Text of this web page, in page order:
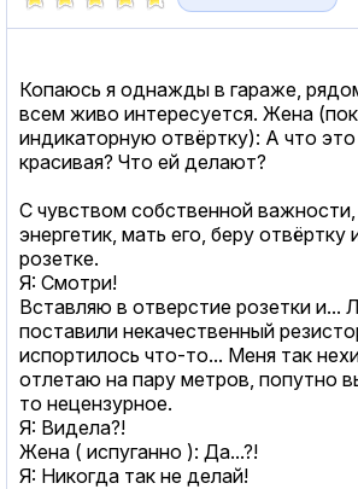
Копаюсь я однажды в гараже,
всем живо интересуется. Жена
индикаторную отвёртку): А что это
красивая? Что ей делают?
С чувством собственной
энергетик, мать его, беру
розетке.
Я: Смотри!
Вставляю в отверстие розетки и...
поставили некачественный
испортилось что-то... Меня так
отлетаю на пару метров, попутно
то нецензурное.
Я: Видела?!
Жена ( испуганно ): Да...?!
Я: Никогда так не делай!